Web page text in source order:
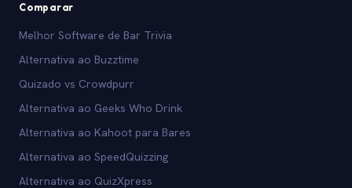
Comparar
Melhor Software de Bar Trivia
Alternativa ao Buzztime
Quizado vs Crowdpurr
Alternativa ao Geeks Who Drink
Alternativa ao Kahoot para Bares
Alternativa ao SpeedQuizzing
Alternativa ao QuizXpress